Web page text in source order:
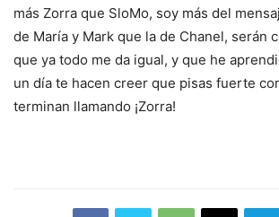
más Zorra que SloMo, soy más del
de María y Mark que la de Chanel, serán
que ya todo me da igual, y que he
un día te hacen creer que pisas fuerte
terminan llamando ¡Zorra!